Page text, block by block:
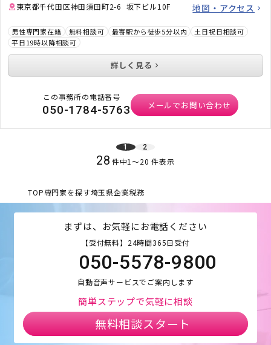
東京都千代田区神田須田町2-6 坂下ビル10F 地図・アクセス
男性専門家在籍 無料相談可 最寄駅から徒歩5分以内
土日祝日相談可
平日19時以降相談可
詳しく見る
この事務所の電話番号
050-1784-5763 メールでお問い合わせ
1 2
28 件中1〜20 件表示
TOP専門家を探す埼玉県企業税務
まずは、お気軽にお電話ください
【受付無料】24時間365日受付
050-5578-9800
自動音声サービスでご案内します
簡単ステップで気軽に相談
無料相談スタート